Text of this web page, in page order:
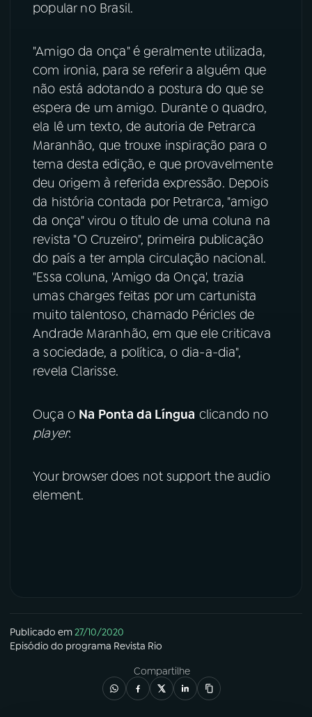
popular no Brasil.
"Amigo da onça" é geralmente utilizada,
com ironia, para se referir a alguém que
não está adotando a postura do que se
espera de um amigo. Durante o quadro,
ela lê um texto, de autoria de Petrarca
Maranhão, que trouxe inspiração para o
tema desta edição, e que provavelmente
deu origem à referida expressão. Depois
da história contada por Petrarca, "amigo
da onça" virou o título de uma coluna na
revista "O Cruzeiro", primeira publicação
do país a ter ampla circulação nacional.
"Essa coluna, 'Amigo da Onça', trazia
umas charges feitas por um cartunista
muito talentoso, chamado Péricles de
Andrade Maranhão, em que ele criticava
a sociedade, a política, o dia-a-dia",
revela Clarisse.
Ouça o Na Ponta da Língua clicando no
player:
Your browser does not support the audio
element.
Publicado em27/10/2020
Episódio do programa Revista Rio
Compartilhe